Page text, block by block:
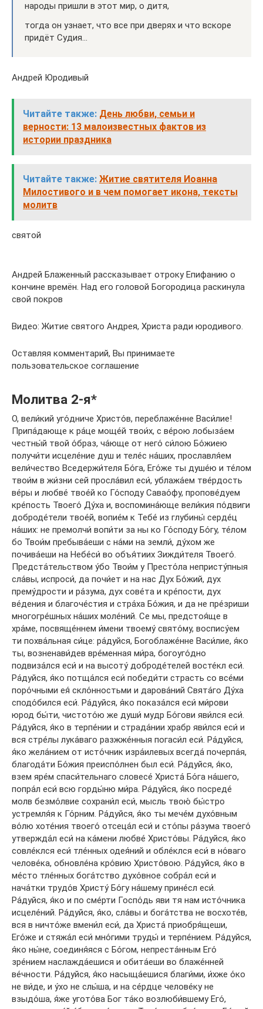
народы пришли в этот мир, о дитя,
тогда он узнает, что все при дверях и что вскоре
придёт Судия…
Андрей Юродивый
Читайте также: День любви, семьи и
верности: 13 малоизвестных фактов из
истории праздника
Читайте также: Житие святителя Иоанна
Милостивого и в чем помогает икона, тексты
молитв
святой
Андрей Блаженный рассказывает отроку Епифанию о
кончине времён. Над его головой Богородица раскинула
свой покров
Видео: Житие святого Андрея, Христа ради юродивого.
Оставляя комментарий, Вы принимаете
пользовательское соглашение
Молитва 2-я*
О, вели́кий уго́дниче Христо́в, переблаже́нне Васи́лие!
Припа́дающе к ра́це моще́й твои́х, с ве́рою лобыза́ем
честны́й твой о́браз, ча́юще от него́ си́лою Бо́жиею
получи́ти исцеле́ние душ и теле́с на́ших, прославля́ем
вели́чество Вседержи́теля Бо́га, Его́же ты душе́ю и те́лом
твои́м в жи́зни сей просла́вил еси́, ублажа́ем тве́рдость
ве́ры и любве́ твое́й ко Го́споду Савао́фу, пропове́дуем
кре́пость Твоего́ Ду́ха и, воспомина́юще вели́кия по́двиги
доброде́тели твое́й, вопие́м к Тебе́ из глубины́ серде́ц
на́ших: не премолчи́ вопи́ти за ны ко Го́споду Бо́гу, те́лом
бо Твои́м пребыва́еши с на́ми на земли́, ду́хом же
почива́еши на Небе́си́ во объя́тиих Зижди́теля Твоего́.
Предста́тельством у́бо Твои́м у Престо́ла непристу́пныя
сла́вы, испроси́, да почи́ет и на нас Дух Бо́жий, дух
прему́дрости и ра́зума, дух сове́та и кре́пости, дух
ве́дения и благоче́стия и стра́ха Бо́жия, и да не пре́зриши
многогре́шных на́ших моле́ний. Се мы, предстоя́ще в
хра́ме, посвяще́ннем и́мени твоему́ свято́му, воспису́ем
ти похва́льная си́це: ра́дуйся, Богоблаже́нне Васи́лие, я́ко
ты, возненави́дев вре́менная ми́ра, богоуго́дно
подвиза́лся еси́ и на высоту́ доброде́телей восте́кл еси́.
Ра́дуйся, я́ко потща́лся еси́ победи́ти страсть со все́ми
поро́чными ея́ скло́нностьми и дарова́ний Свята́го Ду́ха
сподо́бился еси́. Ра́дуйся, я́ко показа́лся еси́ ми́рови
юрод бы́ти, чистото́ю же души́ мудр Бо́гови яви́лся еси́.
Ра́дуйся, я́ко в терпе́нии и страда́нии храбр яви́лся еси́ и
вся стре́лы лука́ваго разжже́нныя погаси́л еси́. Ра́дуйся,
я́ко жела́нием от исто́чник изра́илевых всегда́ почерпа́я,
благода́ти Бо́жия преиспо́лнен был еси́. Ра́дуйся, я́ко,
взем яре́м спаси́тельнаго словесе́ Христа́ Бо́га на́шего,
попра́л еси́ всю горды́ню ми́ра. Ра́дуйся, я́ко посреде́
молв безмо́лвие сохрани́л еси́, мысль твою́ бы́стро
устремля́я к Го́рним. Ра́дуйся, я́ко ты мече́м духо́вным
во́лю хоте́ния твоего́ отсеца́л еси́ и сто́пы ра́зума твоего́
утвержда́л еси́ на ка́мени любве́ Христо́вы. Ра́дуйся, я́ко
совле́клся еси́ тле́нных одея́ний и обле́клся еси́ в но́ваго
челове́ка, обновле́на кро́вию Христо́вою. Ра́дуйся, я́ко в
ме́сто тле́нных бога́тство духо́вное собра́л еси́ и
нача́тки трудо́в Христу́ Бо́гу на́шему прине́сл еси́.
Ра́дуйся, я́ко и по сме́рти Госпо́дь яви тя нам исто́чника
исцеле́ний. Ра́дуйся, я́ко, сла́вы и бога́тства не восхоте́в,
вся в ничто́же вмени́л еси́, да Христа́ приобря́щеши,
Его́же и стяжа́л еси́ мно́гими труды́ и терпе́нием. Ра́дуйся,
я́ко ны́не, соединя́яся с Бо́гом, непреста́нным Его́
зре́нием наслажда́ешися и обита́еши во блаже́нней
ве́чности. Ра́дуйся, я́ко насыща́ешися благи́ми, и́хже о́ко
не ви́де, и у́хо не слы́ша, и на се́рдце челове́ку не
взыдо́ша, я́же угото́ва Бог та́ко возлюби́вшему Его́,